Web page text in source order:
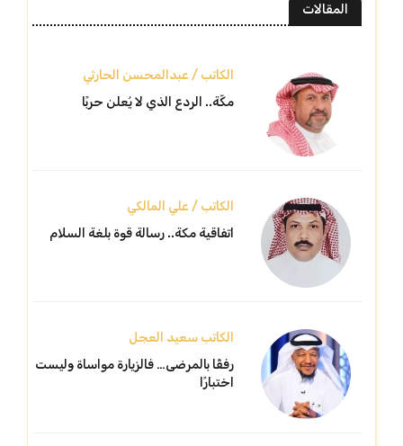
المقالات
الكاتب / عبدالمحسن الحارثي
مكّة.. الردع الذي لا يُعلن حربًا
الكاتب / علي المالكي
اتفاقية مكة.. رسالة قوة بلغة السلام
الكاتب سعيد العجل
رفقًا بالمرضى… فالزيارة مواساة وليست
اختبارًا